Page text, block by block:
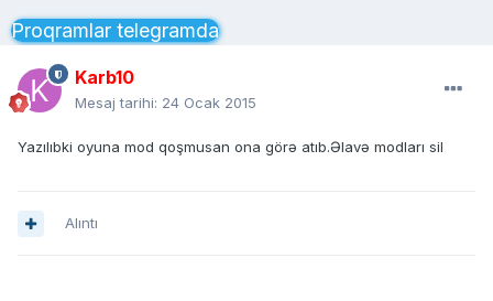
Proqramlar telegramda
Karb10
Mesaj tarihi: 24 Ocak 2015
Yazılıbki oyuna mod qoşmusan ona görə atıb.Əlavə modları sil
Alıntı